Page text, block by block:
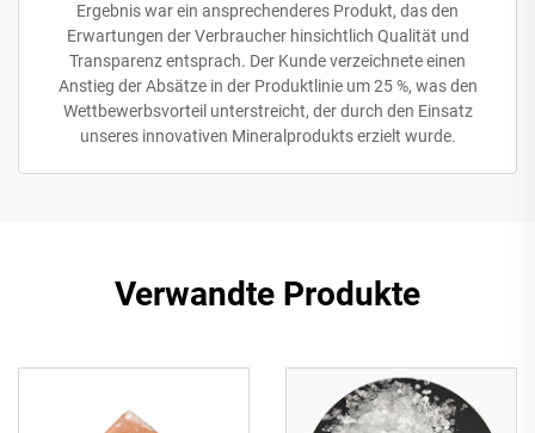
Ergebnis war ein ansprechenderes Produkt, das den
Erwartungen der Verbraucher hinsichtlich Qualität und
Transparenz entsprach. Der Kunde verzeichnete einen
Anstieg der Absätze in der Produktlinie um 25 %, was den
Wettbewerbsvorteil unterstreicht, der durch den Einsatz
unseres innovativen Mineralprodukts erzielt wurde.
Verwandte Produkte